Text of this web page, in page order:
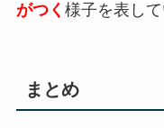
がつく 様子を表して
まとめ